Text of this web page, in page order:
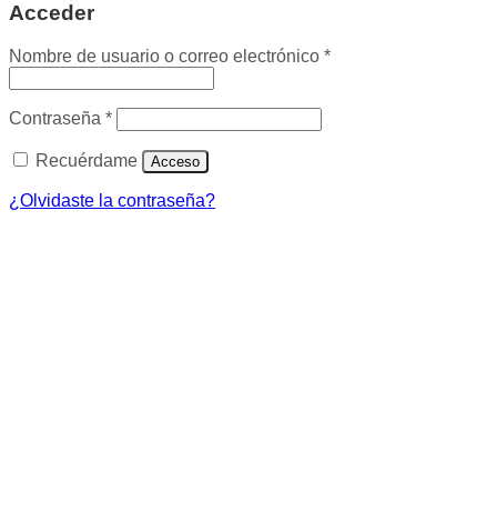
Acceder
Nombre de usuario o correo electrónico *Obligatorio
Contraseña *Obligatorio
Recuérdame Acceso
¿Olvidaste la contraseña?